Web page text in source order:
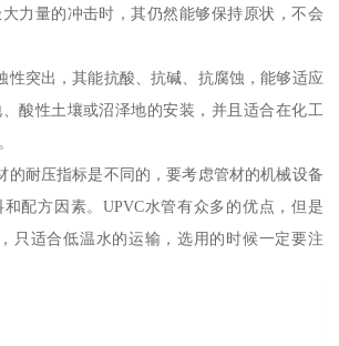
力量的冲击时，其仍然能够保持原状，不会
性突出，其能抗酸、抗碱、抗腐蚀，能够适应
酸性土壤或沼泽地的安装，并且适合在化工
的耐压指标是不同的，要考虑管材的机械设备
配方因素。UPVC水管有众多的优点，但是
只适合低温水的运输，选用的时候一定要注